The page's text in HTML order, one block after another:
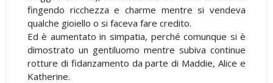
fingendo ricchezza e charme mentre si vendeva
qualche gioiello o si faceva fare credito.
Ed è aumentato in simpatia, perché comunque si è
dimostrato un gentiluomo mentre subiva continue
rotture di fidanzamento da parte di Maddie, Alice e
Katherine.